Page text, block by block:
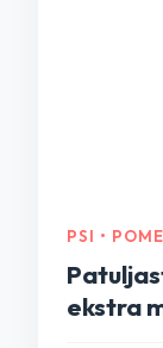
PSI •
ekstra